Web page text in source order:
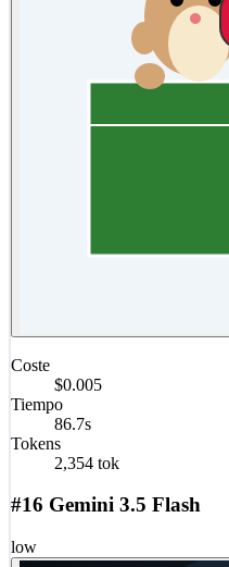
Coste
$0.005
Tiempo
86.7s
Tokens
2,354 tok
#16 Gemini 3.5 Flash
low